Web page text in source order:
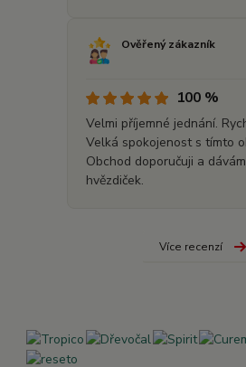
Ověřený zákazník
100 %
Velmi příjemné jednání.
Velká spokojenost s tímto
Obchod doporučuji a
hvězdiček.
Více recenzí